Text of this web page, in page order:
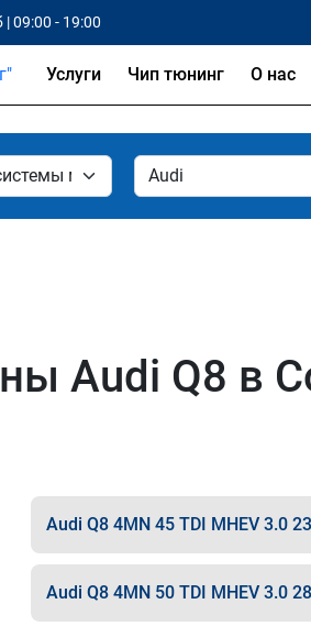
| 09:00 - 19:00
Услуги Чип тюнинг О нас
Audi Q8 в
Audi Q8 4MN 45 TDI MHEV 3.0
Audi Q8 4MN 50 TDI MHEV 3.0